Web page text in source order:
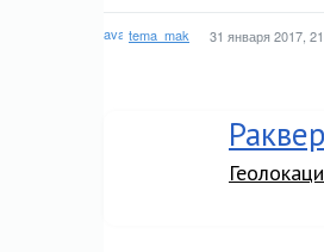
tema_mak 31 января 2017,